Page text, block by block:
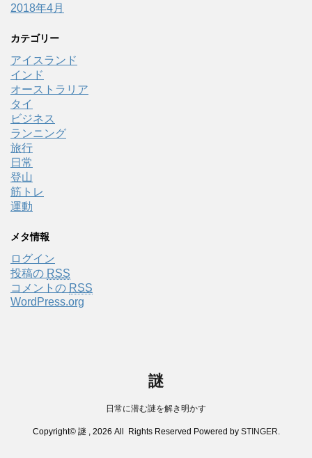
2018年4月
カテゴリー
アイスランド
インド
オーストラリア
タイ
ビジネス
ランニング
旅行
日常
登山
筋トレ
運動
メタ情報
ログイン
投稿の RSS
コメントの RSS
WordPress.org
謎
日常に潜む謎を解き明かす
Copyright© 謎 , 2026 All Rights Reserved Powered by STINGER